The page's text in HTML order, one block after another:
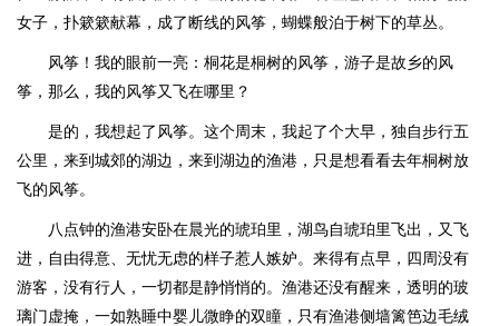
女子，扑簌簌献幕，成了断线的风筝，蝴蝶般泊于树下的草丛。
风筝！我的眼前一亮：桐花是桐树的风筝，游子是故乡的风
筝，那么，我的风筝又飞在哪里？
是的，我想起了风筝。这个周末，我起了个大早，独自步行五
公里，来到城郊的湖边，来到湖边的渔港，只是想看看去年桐树放
飞的风筝。
八点钟的渔港安卧在晨光的琥珀里，湖鸟自琥珀里飞出，又飞
进，自由得意、无忧无虑的样子惹人嫉妒。来得有点早，四周没有
游客，没有行人，一切都是静悄悄的。渔港还没有醒来，透明的玻
璃门虚掩，一如熟睡中婴儿微睁的双瞳，只有渔港侧墙篱笆边毛绒